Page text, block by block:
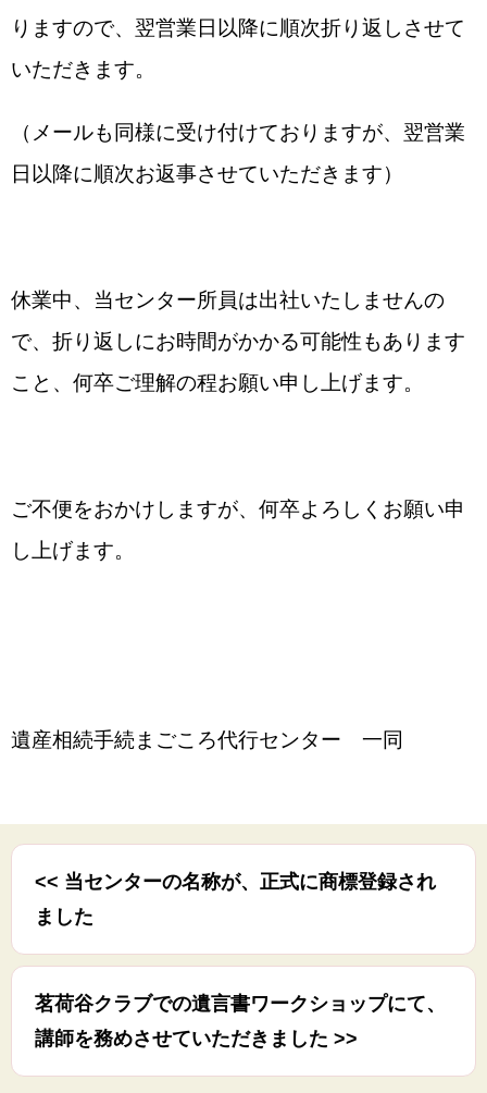
りますので、翌営業日以降に順次折り返しさせて
いただきます。
（メールも同様に受け付けておりますが、翌営業
日以降に順次お返事させていただきます）
休業中、当センター所員は出社いたしませんの
で、折り返しにお時間がかかる可能性もあります
こと、何卒ご理解の程お願い申し上げます。
ご不便をおかけしますが、何卒よろしくお願い申
し上げます。
遺産相続手続まごころ代行センター 一同
茗荷谷クラブでの遺言書ワークショップにて、
講師を務めさせていただきました >>
<< 当センターの名称が、正式に商標登録され
ました